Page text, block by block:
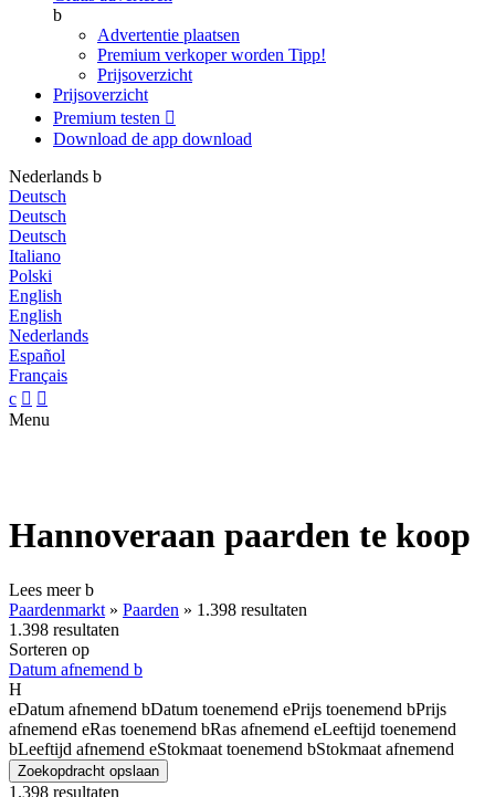
b
Advertentie plaatsen
Premium verkoper worden Tipp!
Prijsoverzicht
Prijsoverzicht
Premium testen 
Download de app download
Nederlands b
Deutsch
Deutsch
Deutsch
Italiano
Polski
English
English
Nederlands
Español
Français
c  
Menu
Hannoveraan paarden te koop
Lees meerb
Paardenmarkt » Paarden » 1.398 resultaten
1.398 resultaten
Sorteren op
Datum afnemend b
H
eDatum afnemend bDatum toenemend ePrijs toenemend bPrijs
afnemend eRas toenemend bRas afnemend eLeeftijd toenemend
bLeeftijd afnemend eStokmaat toenemend bStokmaat afnemend
Zoekopdracht opslaan
1.398 resultaten